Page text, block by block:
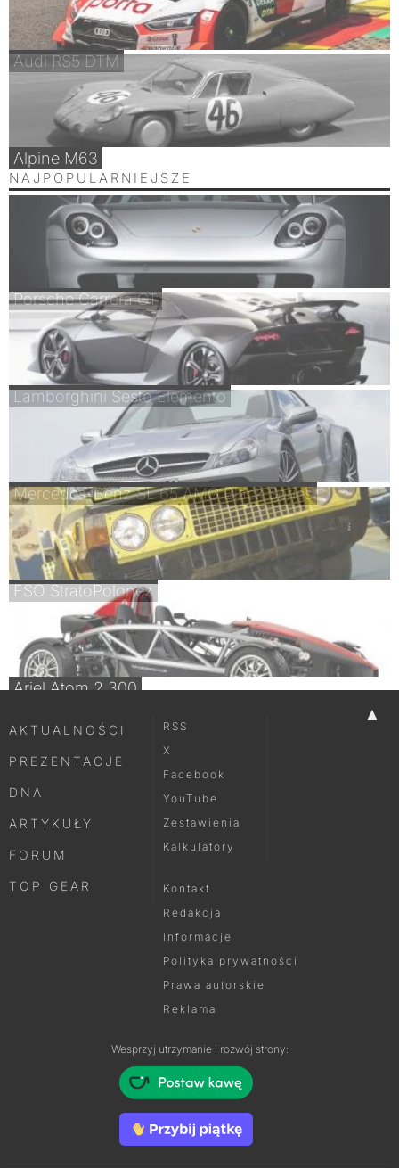
Audi RS5 DTM
Alpine M63
NAJPOPULARNIEJSZE
Porsche Carrera GT
Lamborghini Sesto Elemento
Mercedes-Benz SL 65 AMG Black Series
FSO StratoPolonez
Ariel Atom 2 300
▲
AKTUALNOŚCI
PREZENTACJE
DNA
ARTYKUŁY
FORUM
TOP GEAR
RSS
X
Facebook
YouTube
Zestawienia
Kalkulatory
Kontakt
Redakcja
Informacje
Polityka prywatności
Prawa autorskie
Reklama
Wesprzyj utrzymanie i rozwój strony: